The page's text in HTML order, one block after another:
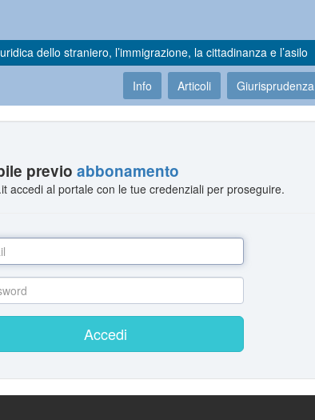
dello straniero, l’immigrazione, la cittadinanza e l’asilo
Info Articoli Giurisprudenza
previoabbonamento
accedi al portale con le tue credenziali per proseguire.
Accedi